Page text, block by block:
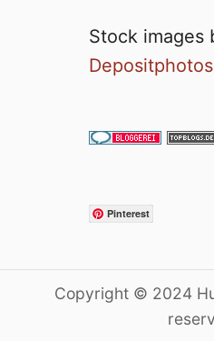
Stock images
Depositphotos
Pinterest
Copyright © 2024